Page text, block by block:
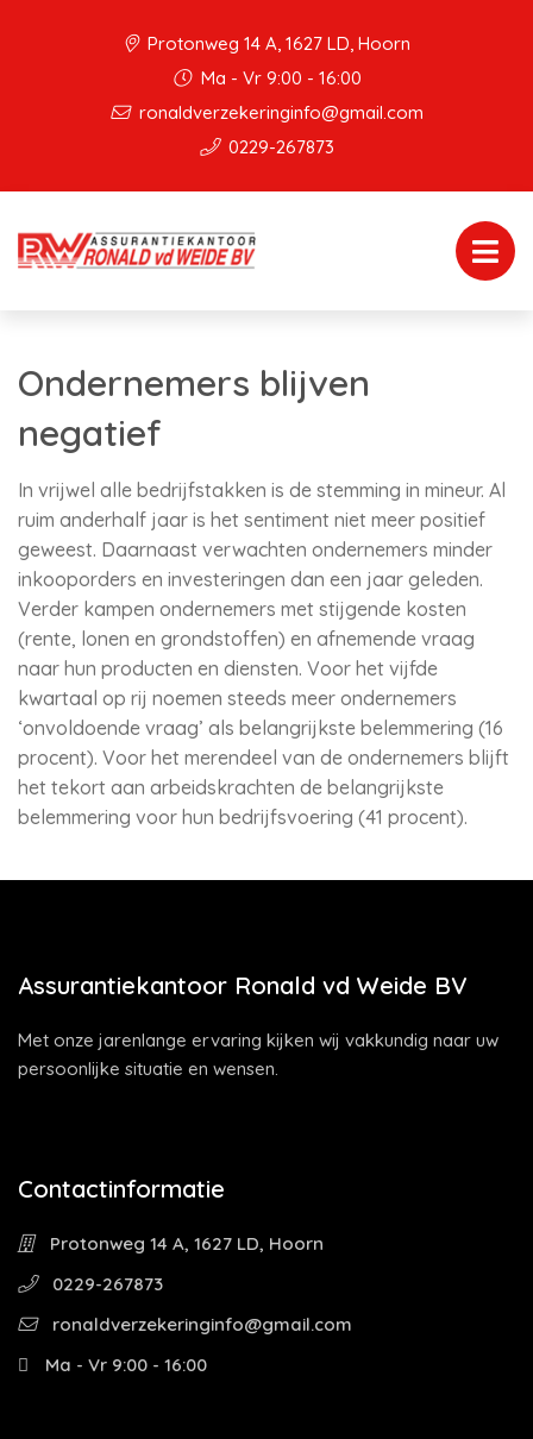
Protonweg 14 A, 1627 LD, Hoorn
Ma - Vr 9:00 - 16:00
ronaldverzekeringinfo@gmail.com
0229-267873
Ondernemers blijven
negatief
In vrijwel alle bedrijfstakken is de stemming in mineur. Al
ruim anderhalf jaar is het sentiment niet meer positief
geweest. Daarnaast verwachten ondernemers minder
inkooporders en investeringen dan een jaar geleden.
Verder kampen ondernemers met stijgende kosten
(rente, lonen en grondstoffen) en afnemende vraag
naar hun producten en diensten. Voor het vijfde
kwartaal op rij noemen steeds meer ondernemers
‘onvoldoende vraag’ als belangrijkste belemmering (16
procent). Voor het merendeel van de ondernemers blijft
het tekort aan arbeidskrachten de belangrijkste
belemmering voor hun bedrijfsvoering (41 procent).
Assurantiekantoor Ronald vd Weide BV
Met onze jarenlange ervaring kijken wij vakkundig naar uw
persoonlijke situatie en wensen.
Contactinformatie
Protonweg 14 A, 1627 LD, Hoorn
0229-267873
ronaldverzekeringinfo@gmail.com
Ma - Vr 9:00 - 16:00